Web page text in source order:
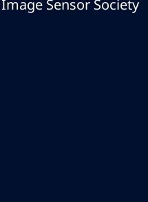
Sensor Society